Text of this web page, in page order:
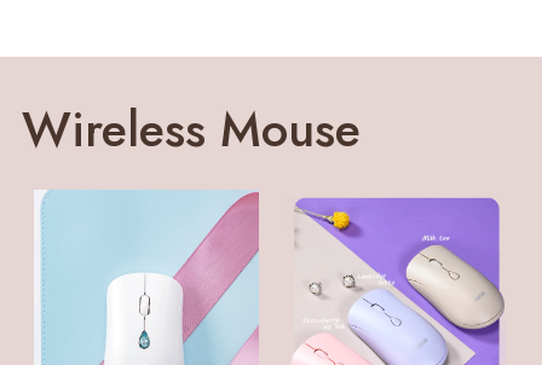
Wireless Mouse